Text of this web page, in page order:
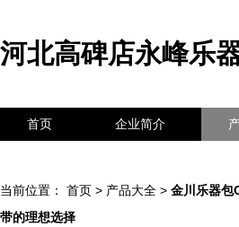
河北高碑店永峰乐
首页 企业简介
当前位置： 首页 > 产品大全 > 金川乐器包
带的理想选择